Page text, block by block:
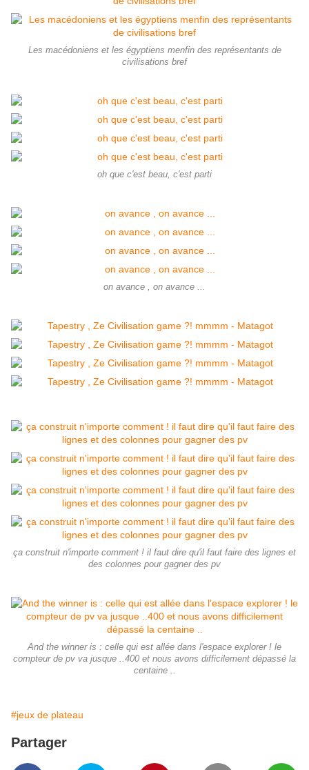
Les macédoniens et les égyptiens menfin des représentants de
civilisations bref
oh que c'est beau, c'est parti
on avance , on avance ...
ça construit n'importe comment ! il faut dire qu'il faut faire des lignes et
des colonnes pour gagner des pv
And the winner is : celle qui est allée dans l'espace explorer ! le
compteur de pv va jusque ..400 et nous avons difficilement dépassé la
centaine ..
#jeux de plateau
Partager